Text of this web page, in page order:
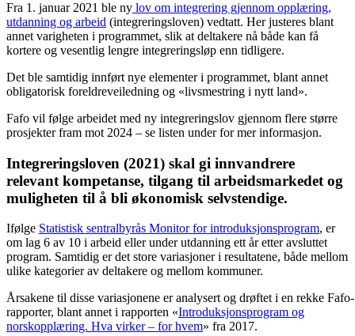
Fra 1. januar 2021 ble ny lov om integrering gjennom opplæring,
utdanning og arbeid (integreringsloven) vedtatt. Her justeres blant
annet varigheten i programmet, slik at deltakere nå både kan få
kortere og vesentlig lengre integreringsløp enn tidligere.
Det ble samtidig innført nye elementer i programmet, blant annet
obligatorisk foreldreveiledning og «livsmestring i nytt land».
Fafo vil følge arbeidet med ny integreringslov gjennom flere større
prosjekter fram mot 2024 – se listen under for mer informasjon.
Integreringsloven (2021) skal gi innvandrere
relevant kompetanse, tilgang til arbeidsmarkedet og
muligheten til å bli økonomisk selvstendige.
Ifølge Statistisk sentralbyrås Monitor for introduksjonsprogram, er
om lag 6 av 10 i arbeid eller under utdanning ett år etter avsluttet
program. Samtidig er det store variasjoner i resultatene, både mellom
ulike kategorier av deltakere og mellom kommuner.
Årsakene til disse variasjonene er analysert og drøftet i en rekke Fafo-
rapporter, blant annet i rapporten «Introduksjonsprogram og
norskopplæring. Hva virker – for hvem» fra 2017.